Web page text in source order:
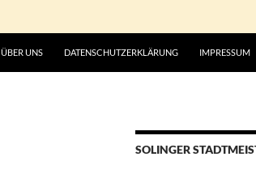
ÜBER UNS DATENSCHUTZERKLÄRUNG IMPRESSUM
SOLINGER